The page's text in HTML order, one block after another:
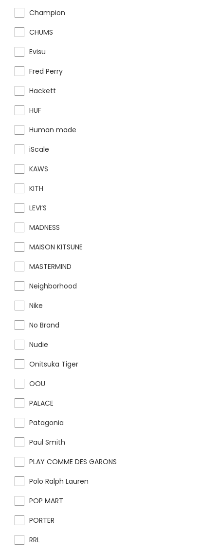
Champion
CHUMS
Evisu
Fred Perry
Hackett
HUF
Human made
iScale
KAWS
KITH
LEVI’S
MADNESS
MAISON KITSUNE
MASTERMIND
Neighborhood
Nike
No Brand
Nudie
Onitsuka Tiger
OOU
PALACE
Patagonia
Paul Smith
PLAY COMME DES GARONS
Polo Ralph Lauren
POP MART
PORTER
RRL